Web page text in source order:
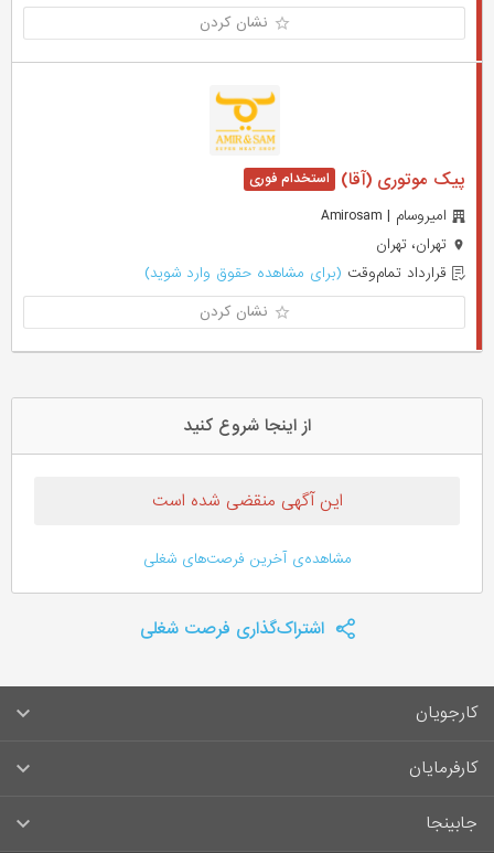
نشان کردن
پیک موتوری (آقا)
امیروسام | Amirosam
تهران، تهران
قرارداد تمام‌وقت (برای مشاهده حقوق وارد شوید)
نشان کردن
از اینجا شروع کنید
این آگهی منقضی شده است
مشاهده‌ی آخرین فرصت‌های شغلی
اشتراک‌گذاری فرصت شغلی
کارجویان
سوالات متداول کارجویان
کارفرمایان
راهنمای ثبت آگهی استخدام
جابینجا